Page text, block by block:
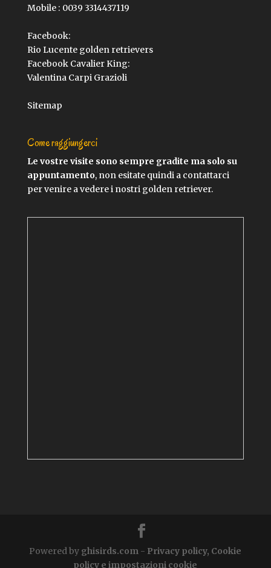
Mobile : 0039 3314437119
Facebook:
Rio Lucente golden retrievers
Facebook Cavalier King:
Valentina Carpi Grazioli
Sitemap
Come raggiungerci
Le vostre visite sono sempre gradite ma solo su
appuntamento, non esitate quindi a contattarci
per venire a vedere i nostri golden retriever.
Powered by ghisirds.com - Privacy policy, Cookie
policy e impostazioni cookie